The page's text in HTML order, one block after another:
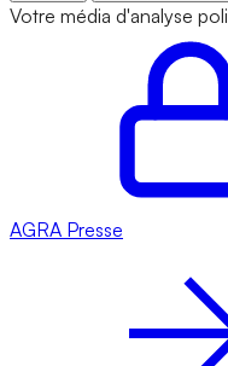
Votre média d'analyse
AGRA Presse